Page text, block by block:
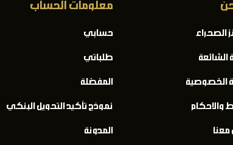
الصحراء
الشائعة
الخصوصية
والاحكام
معلومات الحساب
حسابي
طلباتي
المفضلة
نموذج تأكيد التحويل البنكي
المدونة